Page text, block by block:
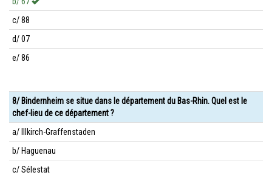
c/ 88
d/ 07
e/ 86
8/ Bindernheim se situe dans le département du Bas-Rhin. Quel est le
chef-lieu de ce département ?
a/ Illkirch-Graffenstaden
b/ Haguenau
c/ Sélestat